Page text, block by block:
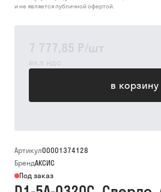
7 777,85 ₽/шт
вкл ндс
в корзину
и не является публичной офертой.
Артикул00001374128
БрендАКСИС
Под заказ